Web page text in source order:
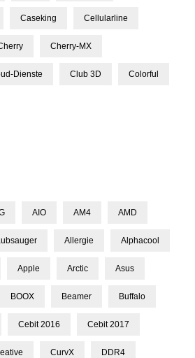
Caseking Cellularline
Cherry-MX
Dienste Club 3D Colorful
AIO AM4 AMD
Allergie Alphacool
Apple Arctic Asus
BOOX Beamer Buffalo
Cebit 2016 Cebit 2017
CurvX DDR4